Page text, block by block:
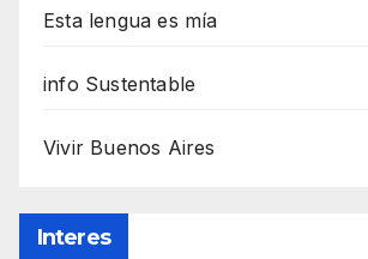
Esta lengua es mía
info Sustentable
Vivir Buenos Aires
Interes